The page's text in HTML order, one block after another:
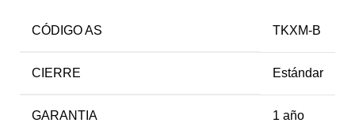
CÓDIGO AS TKXM-B
CIERRE Estándar
GARANTIA 1 año